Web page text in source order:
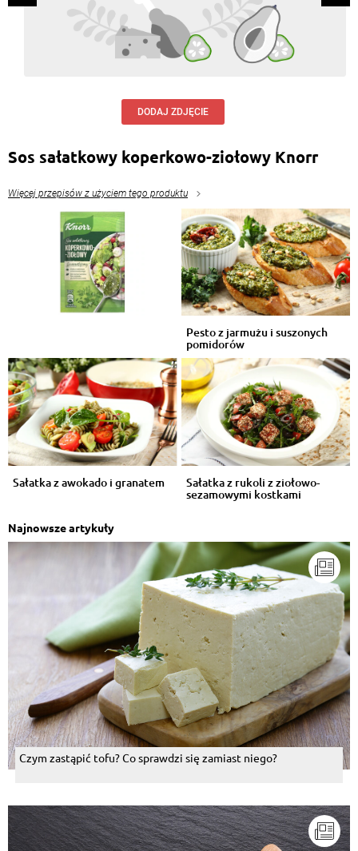
DODAJ ZDJĘCIE
Sos sałatkowy koperkowo-ziołowy Knorr
Więcej przepisów z użyciem tego produktu
Pesto z jarmużu i suszonych
pomidorów
Sałatka z awokado i granatem Sałatka z rukoli z ziołowo-
sezamowymi kostkami
Najnowsze artykuły
Czym zastąpić tofu? Co sprawdzi się zamiast niego?